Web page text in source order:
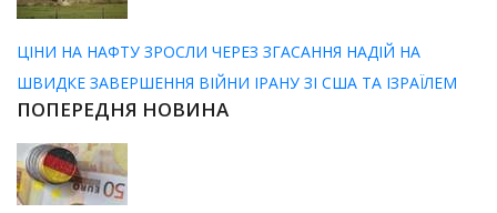
ЦІНИ НА НАФТУ ЗРОСЛИ ЧЕРЕЗ ЗГАСАННЯ НАДІЙ НА
ШВИДКЕ ЗАВЕРШЕННЯ ВІЙНИ ІРАНУ ЗІ США ТА ІЗРАЇЛЕМ
ПОПЕРЕДНЯ НОВИНА